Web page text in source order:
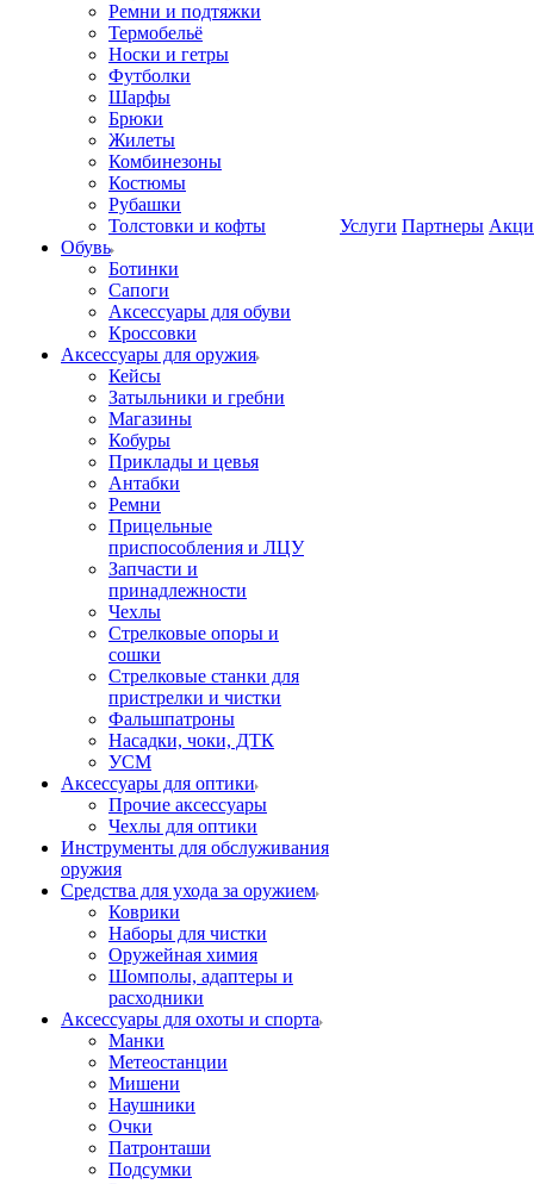
Ремни и подтяжки
Термобельё
Носки и гетры
Футболки
Шарфы
Брюки
Жилеты
Комбинезоны
Костюмы
Рубашки
Толстовки и кофты
Обувь
Ботинки
Сапоги
Аксессуары для обуви
Кроссовки
Аксессуары для оружия
Кейсы
Затыльники и гребни
Магазины
Кобуры
Приклады и цевья
Антабки
Ремни
Прицельные
приспособления и ЛЦУ
Запчасти и
принадлежности
Чехлы
Стрелковые опоры и
сошки
Стрелковые станки для
пристрелки и чистки
Фальшпатроны
Насадки, чоки, ДТК
УСМ
Аксессуары для оптики
Прочие аксессуары
Чехлы для оптики
Инструменты для обслуживания
оружия
Средства для ухода за оружием
Коврики
Наборы для чистки
Оружейная химия
Шомполы, адаптеры и
расходники
Аксессуары для охоты и спорта
Манки
Метеостанции
Мишени
Наушники
Очки
Патронташи
Подсумки
Услуги Партнеры